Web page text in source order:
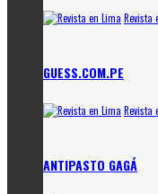
Revista
GUESS.COM.PE
Revista
ANTIPASTO GAGÁ